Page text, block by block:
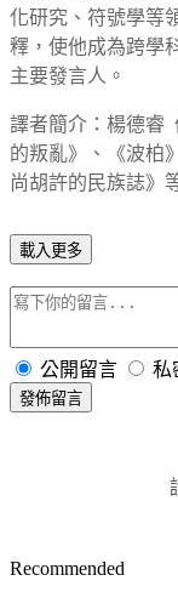
化研究、符號學等
釋，使他成為跨學
主要發言人。
譯者簡介：楊德睿
的叛亂》、《波柏
尚胡許的民族誌》
載入更多
公開留言 私
發佈留言
Recommended